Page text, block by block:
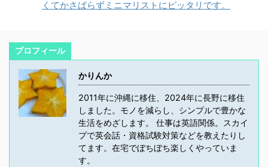
くてかさばらずミニマリストにピッタリです。
プロフィール
かりんか
2011年に沖縄に移住、2024年に長野に移住
しました。モノを減らし、シンプルで豊かな
生活をめざします。 仕事は英語関係。スカイ
プで英会話・資格試験対策などを教えたりし
てます。在宅でぼちぼち楽しくやっていま
す。